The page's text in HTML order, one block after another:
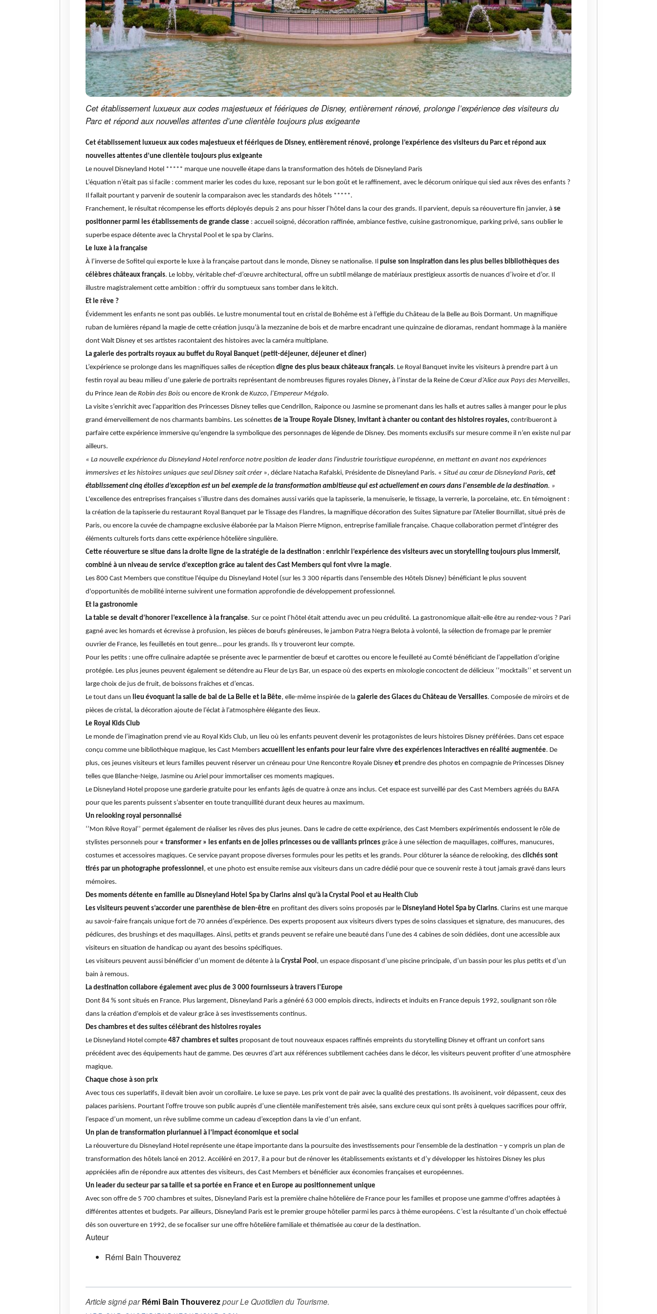
Cet établissement luxueux aux codes majestueux et féériques de Disney, entièrement rénové, prolonge l’expérience des visiteurs du
Parc et répond aux nouvelles attentes d’une clientèle toujours plus exigeante
Cet établissement luxueux aux codes majestueux et féériques de Disney, entièrement rénové, prolonge l’expérience des visiteurs du Parc et répond aux
nouvelles attentes d’une clientèle toujours plus exigeante
Le nouvel Disneyland Hotel ***** marque une nouvelle étape dans la transformation des hôtels de Disneyland Paris
L’équation n’était pas si facile : comment marier les codes du luxe, reposant sur le bon goût et le raffinement, avec le décorum onirique qui sied aux rêves des enfants ?
Il fallait pourtant y parvenir de soutenir la comparaison avec les standards des hôtels *****.
Franchement, le résultat récompense les efforts déployés depuis 2 ans pour hisser l’hôtel dans la cour des grands. Il parvient, depuis sa réouverture fin janvier, à se
positionner parmi les établissements de grande classe : accueil soigné, décoration raffinée, ambiance festive, cuisine gastronomique, parking privé, sans oublier le
superbe espace détente avec la Chrystal Pool et le spa by Clarins.
Le luxe à la française
À l’inverse de Sofitel qui exporte le luxe à la française partout dans le monde, Disney se nationalise. Il puise son inspiration dans les plus belles bibliothèques des
célèbres châteaux français. Le lobby, véritable chef-d’œuvre architectural, offre un subtil mélange de matériaux prestigieux assortis de nuances d’ivoire et d’or. Il
illustre magistralement cette ambition : offrir du somptueux sans tomber dans le kitch.
Et le rêve ?
Évidemment les enfants ne sont pas oubliés. Le lustre monumental tout en cristal de Bohême est à l’effigie du Château de la Belle au Bois Dormant. Un magnifique
ruban de lumières répand la magie de cette création jusqu’à la mezzanine de bois et de marbre encadrant une quinzaine de dioramas, rendant hommage à la manière
dont Walt Disney et ses artistes racontaient des histoires avec la caméra multiplane.
La galerie des portraits royaux au buffet du Royal Banquet (petit-déjeuner, déjeuner et dîner)
L’expérience se prolonge dans les magnifiques salles de réception digne des plus beaux châteaux français. Le Royal Banquet invite les visiteurs à prendre part à un
festin royal au beau milieu d’une galerie de portraits représentant de nombreuses figures royales Disney, à l’instar de la Reine de Cœur d’Alice aux Pays des Merveilles,
du Prince Jean de Robin des Bois ou encore de Kronk de Kuzco, l’Empereur Mégalo.
La visite s’enrichit avec l’apparition des Princesses Disney telles que Cendrillon, Raiponce ou Jasmine se promenant dans les halls et autres salles à manger pour le plus
grand émerveillement de nos charmants bambins. Les scénettes de a Troupe Royale Disney, invitant à chanter ou contant des histoires royales, contribueront à
parfaire cette expérience immersive qu’engendre la symbolique des personnages de légende de Disney. Des moments exclusifs sur mesure comme il n’en existe nul par
ailleurs.
« La nouvelle expérience du Disneyland Hotel renforce notre position de leader dans l'industrie touristique européenne, en mettant en avant nos expériences
immersives et les histoires uniques que seul Disney sait créer», déclare Natacha Rafalski, Présidente de Disneyland Paris. « Situé au cœur de Disneyland Paris, cet
établissement cinq étoiles d’exception est un bel exemple de la transformation ambitieuse qui est actuellement en cours dans l'ensemble de la destination. »
L'excellence des entreprises françaises s’illustre dans des domaines aussi variés que la tapisserie, la menuiserie, le tissage, la verrerie, la porcelaine, etc. En témoignent :
la création de la tapisserie du restaurant Royal Banquet par le Tissage des Flandres, la magnifique décoration des Suites Signature par l’Atelier Bournillat, situé près de
Paris, ou encore la cuvée de champagne exclusive élaborée par la Maison Pierre Mignon, entreprise familiale française. Chaque collaboration permet d'intégrer des
éléments culturels forts dans cette expérience hôtelière singulière.
Cette réouverture se situe dans la droite ligne de la stratégie de la destination : enrichir l’expérience des visiteurs avec un storytelling toujours plus immersif,
combiné à un niveau de service d’exception grâce au talent des Cast Members qui font vivre la magie.
Les 800 Cast Members que constitue l'équipe du Disneyland Hotel (sur les 3 300 répartis dans l'ensemble des Hôtels Disney) bénéficiant le plus souvent
d'opportunités de mobilité interne suivirent une formation approfondie de développement professionnel.
Et la gastronomie
La table se devait d’honorer l’excellence à la française. Sur ce point l’hôtel était attendu avec un peu crédulité. La gastronomique allait-elle être au rendez-vous ? Pari
gagné avec les homards et écrevisse à profusion, les pièces de bœufs généreuses, le jambon Patra Negra Belota à volonté, la sélection de fromage par le premier
ouvrier de France, les feuilletés en tout genre… pour les grands. Ils y trouveront leur compte.
Pour les petits : une offre culinaire adaptée se présente avec le parmentier de bœuf et carottes ou encore le feuilleté au Comté bénéficiant de l’appellation d’origine
protégée. Les plus jeunes peuvent également se détendre au Fleur de Lys Bar, un espace où des experts en mixologie concoctent de délicieux ‘’mocktails’’ et servent un
large choix de jus de fruit, de boissons fraîches et d’encas.
Le tout dans un lieu évoquant la salle de bal de La Belle et la Bête, elle-même inspirée de la galerie des Glaces du Château de Versailles. Composée de miroirs et de
pièces de cristal, la décoration ajoute de l’éclat à l’atmosphère élégante des lieux.
Le Royal Kids Club
Le monde de l’imagination prend vie au Royal Kids Club, un lieu où les enfants peuvent devenir les protagonistes de leurs histoires Disney préférées. Dans cet espace
conçu comme une bibliothèque magique, les Cast Members accueillent les enfants pour leur faire vivre des expériences interactives en réalité augmentée. De
plus, ces jeunes visiteurs et leurs familles peuvent réserver un créneau pour Une Rencontre Royale Disney et prendre des photos en compagnie de Princesses Disney
telles que Blanche-Neige, Jasmine ou Ariel pour immortaliser ces moments magiques.
Le Disneyland Hotel propose une garderie gratuite pour les enfants âgés de quatre à onze ans inclus. Cet espace est surveillé par des Cast Members agréés du BAFA
pour que les parents puissent s’absenter en toute tranquillité durant deux heures au maximum.
Un relooking royal personnalisé
‘’Mon Rêve Royal’’ permet également de réaliser les rêves des plus jeunes. Dans le cadre de cette expérience, des Cast Members expérimentés endossent le rôle de
stylistes personnels pour « transformer » les enfants en de jolies princesses ou de vaillants princes grâce à une sélection de maquillages, coiffures, manucures,
costumes et accessoires magiques. Ce service payant propose diverses formules pour les petits et les grands. Pour clôturer la séance de relooking, des clichés sont
tirés par un photographe professionnel , et une photo est ensuite remise aux visiteurs dans un cadre dédié pour que ce souvenir reste à tout jamais gravé dans leurs
mémoires.
Des moments détente en famille au Disneyland Hotel Spa by Clarins ainsi qu’à la Crystal Pool et au Health Club
Les visiteurs peuvent s’accorder une parenthèse de bien-être en profitant des divers soins proposés par le Disneyland Hotel Spa by Clarins. Clarins est une marque
au savoir-faire français unique fort de 70 années d’expérience. Des experts proposent aux visiteurs divers types de soins classiques et signature, des manucures, des
pédicures, des brushings et des maquillages. Ainsi, petits et grands peuvent se refaire une beauté dans l’une des 4 cabines de soin dédiées, dont une accessible aux
visiteurs en situation de handicap ou ayant des besoins spécifiques.
Les visiteurs peuvent aussi bénéficier d’un moment de détente à la Crystal Pool , un espace disposant d’une piscine principale, d’un bassin pour les plus petits et d’un
bain à remous.
La destination collabore également avec plus de 3 000 fournisseurs à travers l'Europe
Dont 84 % sont situés en France. Plus largement, Disneyland Paris a généré 63 000 emplois directs, indirects et induits en France depuis 1992, soulignant son rôle
dans la création d'emplois et de valeur grâce à ses investissements continus.
Des chambres et des suites célébrant des histoires royales
Le Disneyland Hotel compte 487 chambres et suites proposant de tout nouveaux espaces raffinés empreints du storytelling Disney et offrant un confort sans
précédent avec des équipements haut de gamme. Des œuvres d’art aux références subtilement cachées dans le décor, les visiteurs peuvent profiter d’une atmosphère
magique.
Chaque chose à son prix
Avec tous ces superlatifs, il devait bien avoir un corollaire. Le luxe se paye. Les prix vont de pair avec la qualité des prestations. Ils avoisinent, voir dépassent, ceux des
palaces parisiens. Pourtant l’offre trouve son public auprès d’une clientèle manifestement très aisée, sans exclure ceux qui sont prêts à quelques sacrifices pour offrir,
l’espace d’un moment, un rêve sublime comme un cadeau d’exception dans la vie d’un enfant.
Un plan de transformation pluriannuel à l’impact économique et social
La réouverture du Disneyland Hotel représente une étape importante dans la poursuite des investissements pour l’ensemble de la destination – y compris un plan de
transformation des hôtels lancé en 2012. Accéléré en 2017, il a pour but de rénover les établissements existants et d’y développer les histoires Disney les plus
appréciées afin de répondre aux attentes des visiteurs, des Cast Members et bénéficier aux économies françaises et européennes.
Un leader du secteur par sa taille et sa portée en France et en Europe au positionnement unique
Avec son offre de 5 700 chambres et suites, Disneyland Paris est la première chaîne hôtelière de France pour les familles et propose une gamme d'offres adaptées à
différentes attentes et budgets. Par ailleurs, Disneyland Paris est le premier groupe hôtelier parmi les parcs à thème européens. C’est la résultante d’un choix effectué
dès son ouverture en 1992, de se focaliser sur une offre hôtelière familiale et thématisée au cœur de la destination.
Auteur
Rémi Bain Thouverez
Article signé parRémi Bain ThouverezpourLe Quotidien du Tourisme.